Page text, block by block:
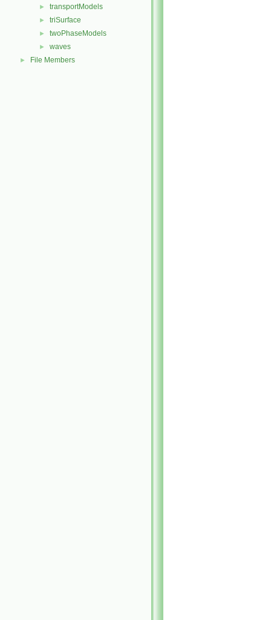
► transportModels
► triSurface
► twoPhaseModels
► waves
► File Members